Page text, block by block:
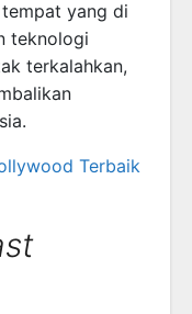
yang di
teknologi
terkalahkan,
Terbaik